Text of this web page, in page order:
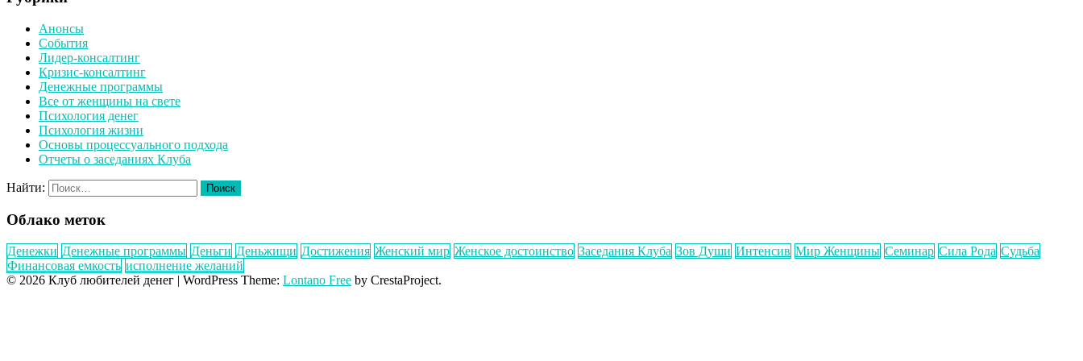
Анонсы
События
Лидер-консалтинг
Кризис-консалтинг
Денежные программы
Все от женщины на свете
Психология денег
Психология жизни
Основы процессуального подхода
Отчеты о заседаниях Клуба
Найти:
Облако меток
Денежки Денежные программы Деньги Деньжищи Достижения Женский мир Женское достоинство Заседания Клуба Зов Души Интенсив Мир Женщины Семинар Сила Рода Судьба
Финансовая емкость исполнение желаний
© 2026 Клуб любителей денег | WordPress Theme: Lontano Free by CrestaProject.